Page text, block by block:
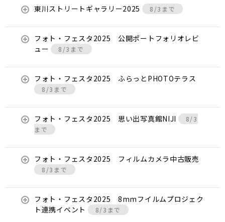
東川ストリートギャラリー2025 8/3まで
フォト・フェスタ2025 公開ポートフォリオレビ
ュー
8/3まで
フォト・フェスタ2025 ふらっとPHOTOテラス
8/3まで
フォト・フェスタ2025 思い出写真館NIJI
8/3
まで
フォト・フェスタ2025 フィルムカメラ中古販売
8/3まで
フォト・フェスタ2025 8mmフイルムプロジェク
ト連携イベント
8/3まで